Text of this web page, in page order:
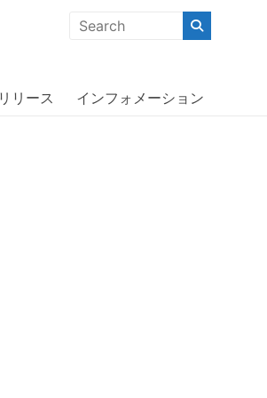
品」「コストパフォーマンスの高い商
リース インフォメーション